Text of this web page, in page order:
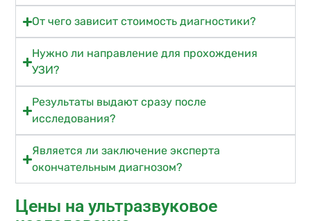
От чего зависит стоимость диагностики?
Нужно ли направление для прохождения
УЗИ?
Результаты выдают сразу после
исследования?
Является ли заключение эксперта
окончательным диагнозом?
Цены на ультразвуковое